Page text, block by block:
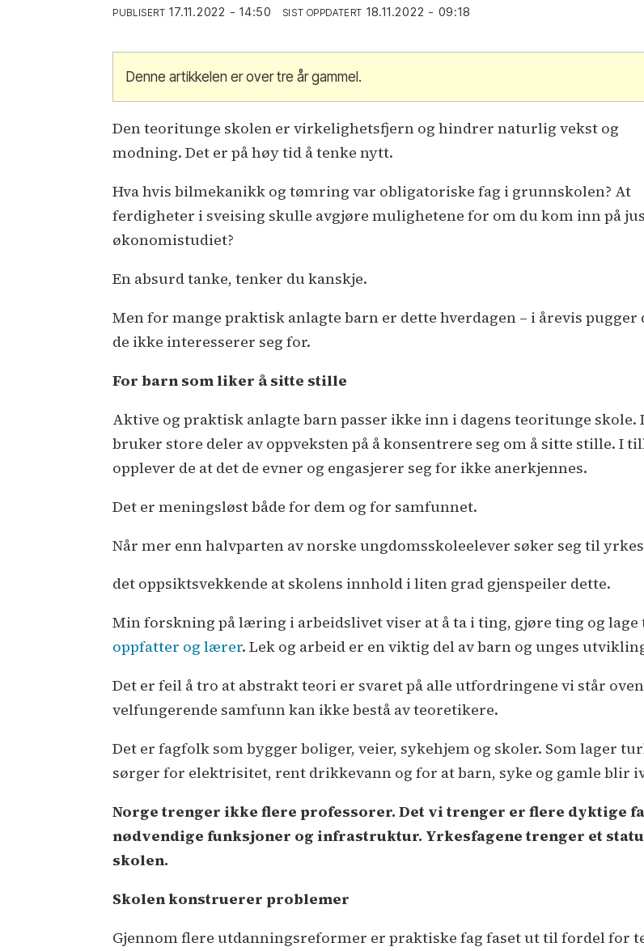
PUBLISERT 17.11.2022 - 14:50 SIST OPPDATERT 18.11.2022 - 09:18
Denne artikkelen er over tre år gammel.
Den teoritunge skolen er virkelighetsfjern og hindrer naturlig vekst og
modning. Det er på høy tid å tenke nytt.
Hva hvis bilmekanikk og tømring var obligatoriske fag i grunnskolen? At
ferdigheter i sveising skulle avgjøre mulighetene for om du kom inn på
økonomistudiet?
En absurd tanke, tenker du kanskje.
Men for mange praktisk anlagte barn er dette hverdagen – i årevis pugger
de ikke interesserer seg for.
For barn som liker å sitte stille
Aktive og praktisk anlagte barn passer ikke inn i dagens teoritunge skole.
bruker store deler av oppveksten på å konsentrere seg om å sitte stille. I
opplever de at det de evner og engasjerer seg for ikke anerkjennes.
Det er meningsløst både for dem og for samfunnet.
Når mer enn halvparten av norske ungdomsskoleelever søker seg til
det oppsiktsvekkende at skolens innhold i liten grad gjenspeiler dette.
Min forskning på læring i arbeidslivet viser at å ta i ting, gjøre ting og
oppfatter og lærer. Lek og arbeid er en viktig del av barn og unges
Det er feil å tro at abstrakt teori er svaret på alle utfordringene vi står
velfungerende samfunn kan ikke bestå av teoretikere.
Det er fagfolk som bygger boliger, veier, sykehjem og skoler. Som lager
sørger for elektrisitet, rent drikkevann og for at barn, syke og gamle blir
Norge trenger ikke flere professorer. Det vi trenger er flere dyktige
nødvendige funksjoner og infrastruktur. Yrkesfagene trenger et
skolen.
Skolen konstruerer problemer
Gjennom flere utdanningsreformer er praktiske fag faset ut til fordel for